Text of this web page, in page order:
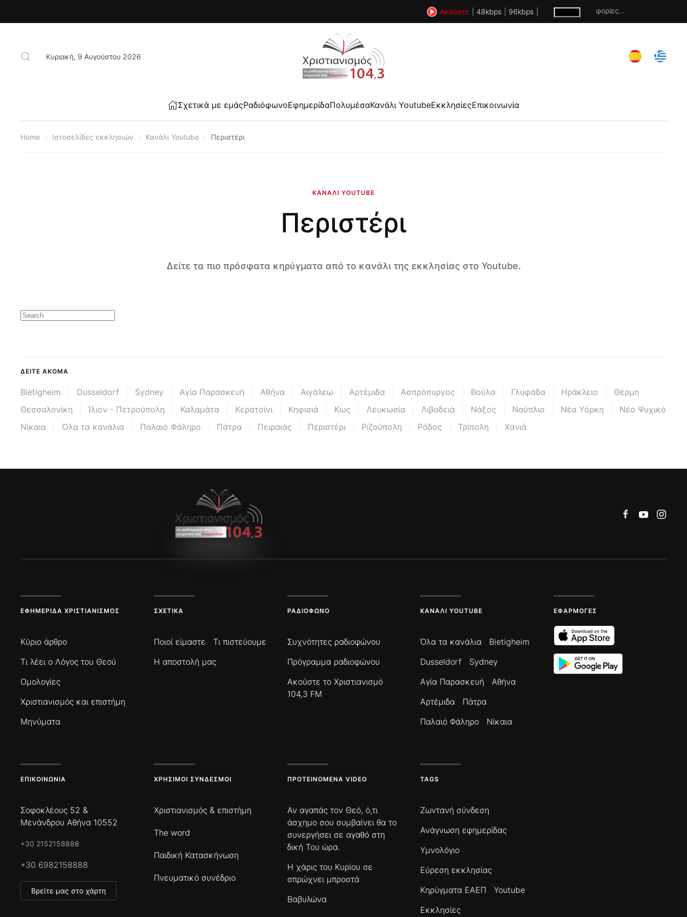
Ακούστε 48kbps 96kbps Χωρίς πληροφορίες...
Κυριακή, 9 Αυγούστου 2026
Σχετικά με εμάςΡαδιόφωνοΕφημερίδαΠολυμέσαΚανάλι YoutubeΕκκλησίεςΕπικοινωνία
Home Ιστοσελίδες εκκλησιών Κανάλι Youtube Περιστέρι
ΚΑΝΆΛΙ YOUTUBE
Περιστέρι
Δείτε τα πιο πρόσφατα κηρύγματα από το κανάλι της εκκλησίας στο Youtube.
ΔΕΊΤΕ ΑΚΌΜΑ
Bietigheim Dusseldorf Sydney Αγία Παρασκευή Αθήνα Αιγάλεω Αρτέμιδα Ασπρόπυργος Βούλα Γλυφάδα Ηράκλειο
Θέρμη
Θεσσαλονίκη
Ίλιον - Πετρούπολη Καλαμάτα Κερατσίνι Κηφισιά Κως Λευκωσία Λιβαδειά Νάξος Ναύπλιο Νέα Υόρκη
Νέο Ψυχικό
Νίκαια
Όλα τα κανάλια Παλαιό Φάληρο Πάτρα Πειραιάς Περιστέρι Ριζούπολη Ρόδος Τρίπολη Χανιά
ΕΦΗΜΕΡΊΔΑ ΧΡΙΣΤΙΑΝΙΣΜΌΣ
Κύριο άρθρο
Τι λέει ο Λόγος του Θεού
Ομολογίες
Χριστιανισμός και επιστήμη
Μηνύματα
ΣΧΕΤΙΚΆ
Ποιοί είμαστε
Τι πιστεύουμε
Η αποστολή μας
ΡΑΔΙΌΦΩΝΟ
Συχνότητες ραδιοφώνου
Πρόγραμμα ραδιοφώνου
Ακούστε το Χριστιανισμό
104,3 FM
ΚΑΝΆΛΙ YOUTUBE
Όλα τα κανάλια
Bietigheim
Dusseldorf
Sydney
Αγία Παρασκευή
Αθήνα
Αρτέμιδα
Πάτρα
Παλαιό Φάληρο
Νίκαια
ΕΦΑΡΜΟΓΈΣ
ΕΠΙΚΟΙΝΩΝΊΑ
Σοφοκλέους 52 &
Μενάνδρου Αθήνα 10552
+30 2152158888
+30 6982158888
Βρείτε μας στο χάρτη
ΧΡΉΣΙΜΟΙ ΣΎΝΔΕΣΜΟΙ
Χριστιανισμός & επιστήμη
The word
Παιδική Κατασκήνωση
Πνευματικό συνέδριο
ΠΡΟΤΕΙΝΌΜΕΝΑ VIDEO
Αν αγαπάς τον Θεό, ό,τι
άσχημο σου συμβαίνει θα το
συνεργήσει σε αγαθό στη
δική Του ώρα.
Η χάρις του Κυρίου σε
σπρώχνει μπροστά
Βαβυλώνα
TAGS
Ζωντανή σύνδεση
Ανάγνωση εφημερίδας
Υμνολόγιο
Εύρεση εκκλησίας
Κηρύγματα ΕΑΕΠ
Youtube
Εκκλησίες